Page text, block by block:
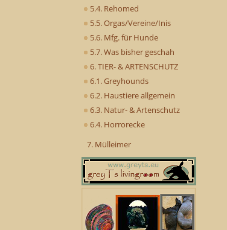
5.4. Rehomed
5.5. Orgas/Vereine/Inis
5.6. Mfg. für Hunde
5.7. Was bisher geschah
6. TIER- & ARTENSCHUTZ
6.1. Greyhounds
6.2. Haustiere allgemein
6.3. Natur- & Artenschutz
6.4. Horrorecke
7. Mülleimer